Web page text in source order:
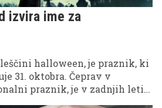
izvira ime za
halloween, je praznik, ki
31. oktobra. Čeprav v
praznik, je v zadnjih letih